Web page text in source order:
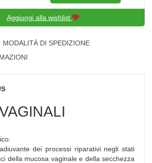
Aggiungi alla wishlist
MODALITÀ DI SPEDIZIONE
dei processi riparativi negli stati
della mucosa vaginale e della secchezza